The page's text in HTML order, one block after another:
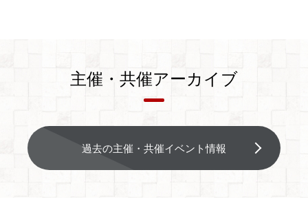
主催・共催アーカイブ
過去の主催・共催イベント情報